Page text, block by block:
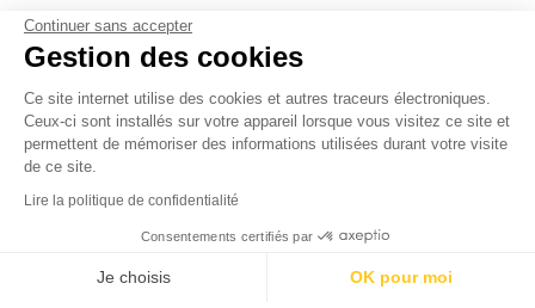
Continuer sans accepter
Gestion des cookies
Ce site internet utilise des cookies et autres traceurs électroniques.
Ceux-ci sont installés sur votre appareil lorsque vous visitez ce site et
permettent de mémoriser des informations utilisées durant votre visite
de ce site.
Lire la politique de confidentialité
Consentements certifiés par
Je choisis OK pour moi
Contact :
« Les Amis de Meymac-Près-Bordeaux »
Tél.: 06 25 97 48 97
Courriel :meymacpresbordeaux@gmail.com
www.facebook.com/MeymacPresBordeaux/
Abonnez-vous à la newsletter et